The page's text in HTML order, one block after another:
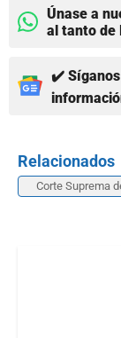
Únase a
al tanto de
✔️ Síganos
Relacionados
Corte Suprema